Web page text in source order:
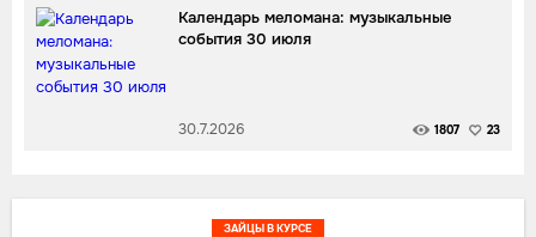
Календарь меломана: музыкальные
события 30 июля
30.7.2026 1807 23
ЗАЙЦЫ В КУРСЕ